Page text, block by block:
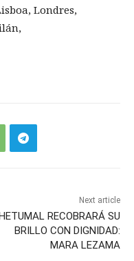
Londres,
Next article
RECOBRARÁ SU
BRILLO CON DIGNIDAD:
MARA LEZAMA